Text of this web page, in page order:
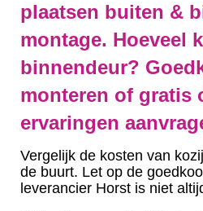
plaatsen buiten &
montage. Hoeveel
binnendeur?
monteren of gratis
ervaringen
Vergelijk de kosten van
de buurt. Let op de
leverancier Horst is niet